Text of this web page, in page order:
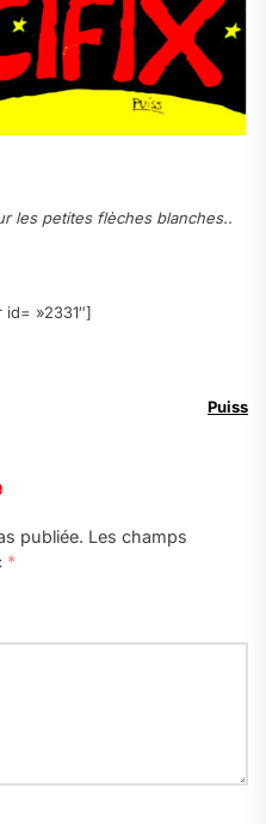
les petites flèches blanches..
»2331″]
Puiss
publiée. Les champs
*